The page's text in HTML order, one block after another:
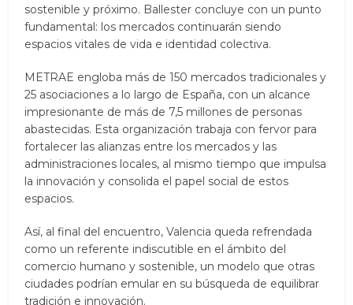
sostenible y próximo. Ballester concluye con un punto
fundamental: los mercados continuarán siendo
espacios vitales de vida e identidad colectiva.
METRAE engloba más de 150 mercados tradicionales y
25 asociaciones a lo largo de España, con un alcance
impresionante de más de 7,5 millones de personas
abastecidas. Esta organización trabaja con fervor para
fortalecer las alianzas entre los mercados y las
administraciones locales, al mismo tiempo que impulsa
la innovación y consolida el papel social de estos
espacios.
Así, al final del encuentro, Valencia queda refrendada
como un referente indiscutible en el ámbito del
comercio humano y sostenible, un modelo que otras
ciudades podrían emular en su búsqueda de equilibrar
tradición e innovación.